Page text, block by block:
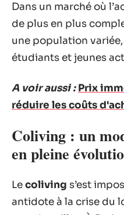
Dans un marché où
de plus en plus
une population
étudiants et jeunes
A voir aussi : Prix
réduire les coûts
Coliving : un
en pleine
Lecoliving s’est
antidote à la crise du